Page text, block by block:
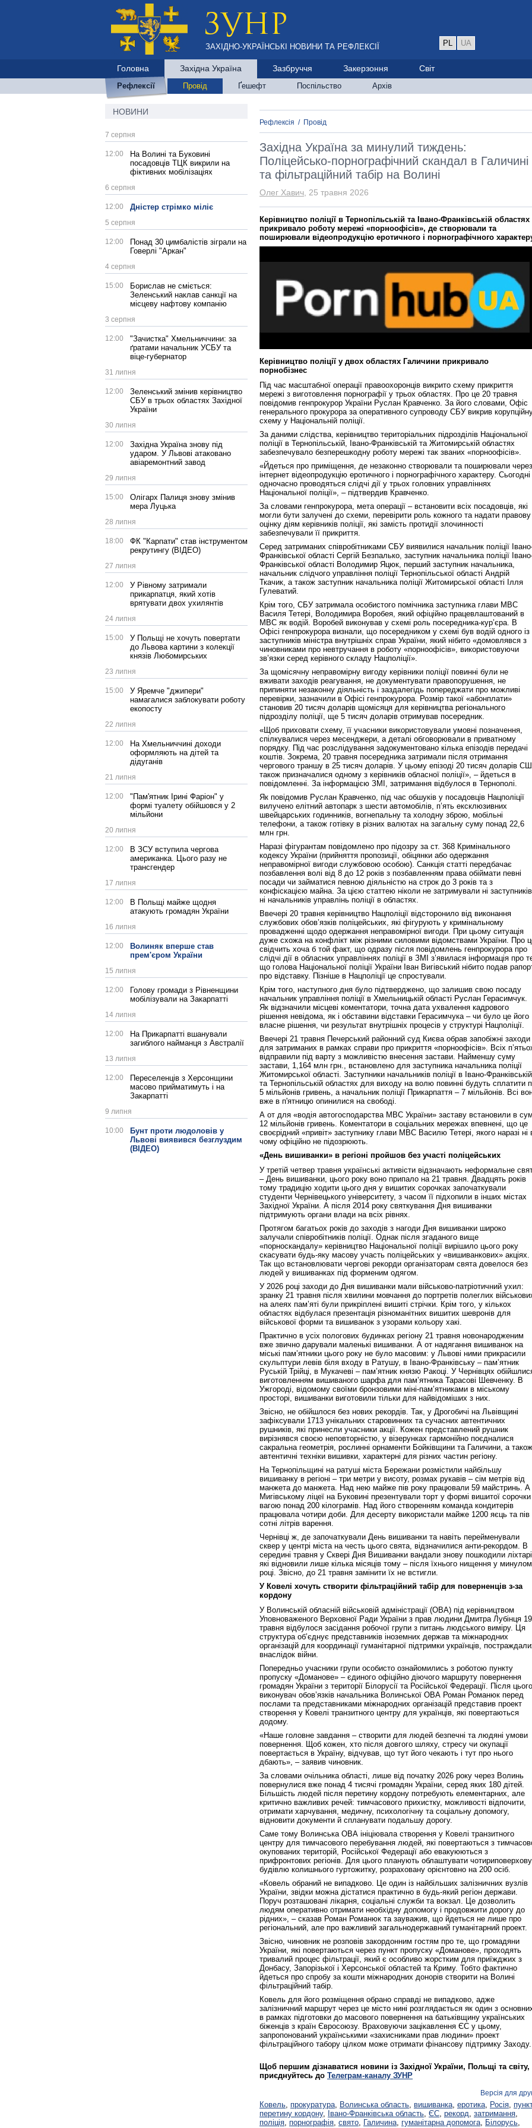
ЗАХІДНО-УКРАЇНСЬКІ НОВИНИ ТА РЕФЛЕКСІЇ PL UA
Головна Західна Україна Зазбруччя Закерзоння Світ
Рефлексії Провід Ґешефт Поспільство Архів
НОВИНИ
7 серпня
12:00
На Волині та Буковині
посадовців ТЦК викрили на
фіктивних мобілізаціях
6 серпня
12:00 Дністер стрімко міліє
5 серпня
12:00
Понад 30 цимбалістів зіграли на
Говерлі "Аркан"
4 серпня
15:00
Борислав не сміється:
Зеленський наклав санкції на
місцеву нафтову компанію
3 серпня
12:00
"Зачистка" Хмельниччини: за
ґратами начальник УСБУ та
віце-губернатор
31 липня
12:00
Зеленський змінив керівництво
СБУ в трьох областях Західної
України
30 липня
12:00
Західна Україна знову під
ударом. У Львові атаковано
авіаремонтний завод
29 липня
15:00
Олігарх Палиця знову змінив
мера Луцька
28 липня
18:00
ФК "Карпати" став інструментом
рекрутингу (ВІДЕО)
27 липня
12:00
У Рівному затримали
прикарпатця, який хотів
врятувати двох ухилянтів
24 липня
15:00
У Польщі не хочуть повертати
до Львова картини з колекції
князів Любомирських
23 липня
15:00
У Яремче "джипери"
намагалися заблокувати роботу
екопосту
22 липня
12:00
На Хмельниччині доходи
оформляють на дітей та
дідуганів
21 липня
12:00
"Пам'ятник Ірині Фаріон" у
формі туалету обійшовся у 2
мільйони
20 липня
12:00
В ЗСУ вступила чергова
американка. Цього разу не
трансгендер
17 липня
12:00
В Польщі майже щодня
атакують громадян України
16 липня
12:00
Волиняк вперше став
прем'єром України
15 липня
12:00
Голову громади з Рівненщини
мобілізували на Закарпатті
14 липня
12:00
На Прикарпатті вшанували
загиблого найманця з Австралії
13 липня
12:00
Переселенців з Херсонщини
масово прийматимуть і на
Закарпатті
9 липня
10:00
Бунт проти людоловів у
Львові виявився безглуздим
(ВІДЕО)
Рефлексія / Провід
Західна Україна за минулий тиждень:
Поліцейсько-порнографічний скандал в Галичині
та фільтраційний табір на Волині
Олег Хавич , 25 травня 2026
Керівництво поліції в Тернопільській та Івано-Франківській областях
прикривало роботу мережі «порноофісів», де створювали та
поширювали відеопродукцію еротичного і порнографічного
Керівництво поліції у двох областях Галичини прикривало
порнобізнес
Під час масштабної операції правоохоронців викрито схему прикриття
мережі з виготовлення порнографії у трьох областях. Про це 20 травня
повідомив генпрокурор України Руслан Кравченко. За його словами, Офіс
генерального прокурора за оперативного супроводу СБУ викрив
схему у Національній поліції.
За даними слідства, керівництво територіальних підрозділів Національної
поліції в Тернопільській, Івано-Франківській та Житомирській областях
забезпечувало безперешкодну роботу мережі так званих «порноофісів».
«Йдеться про приміщення, де незаконно створювали та поширювали через
інтернет відеопродукцію еротичного і порнографічного характеру. Сьогодні
одночасно проводяться слідчі дії у трьох головних управліннях
Національної поліції», – підтвердив Кравченко.
За словами генпрокурора, мета операції – встановити всіх посадовців, які
могли бути залучені до схеми, перевірити роль кожного та надати правову
оцінку діям керівників поліції, які замість протидії злочинності
забезпечували її прикриття.
Серед затриманих співробітниками СБУ виявилися начальник поліції
Франківської області Сергій Безпалько, заступник начальника поліції
Франківської області Володимир Яцюк, перший заступник начальника,
начальник слідчого управління поліції Тернопільської області Андрій
Ткачик, а також заступник начальника поліції Житомирської області Ілля
Гулеватий.
Крім того, СБУ затримала особистого помічника заступника глави МВС
Василя Тетері, Володимира Воробея, який офіційно працевлаштований в
МВС як водій. Воробей виконував у схемі роль посередника-кур’єра. В
Офісі генпрокурора визнали, що посередником у схемі був водій одного із
заступників міністра внутрішніх справ України, який нібито «домовлявся з
чиновниками про невтручання в роботу «порноофісів», використовуючи
зв’язки серед керівного складу Нацполіції».
За щомісячну неправомірну вигоду керівники поліції повинні були не
вживати заходів реагування, не документувати правопорушення, не
припиняти незаконну діяльність і заздалегідь попереджати про можливі
перевірки, зазначили в Офісі генпрокурора. Розмір такої «абонплати»
становив 20 тисяч доларів щомісяця для керівництва регіонального
підрозділу поліції, ще 5 тисяч доларів отримував посередник.
«Щоб приховати схему, її учасники використовували умовні позначення,
спілкувалися через месенджери, а деталі обговорювали в приватному
порядку. Під час розслідування задокументовано кілька епізодів передачі
коштів. Зокрема, 20 травня посередника затримали після отримання
чергового траншу в 25 тисяч доларів. У цьому епізоді 20 тисяч доларів
також призначалися одному з керівників обласної поліції», – йдеться в
повідомленні. За інформацією ЗМІ, затримання відбулося в Тернополі.
Як повідомив Руслан Кравченко, під час обшуків у посадовців Нацполіції
вилучено елітний автопарк з шести автомобілів, п’ять ексклюзивних
швейцарських годинників, вогнепальну та холодну зброю, мобільні
телефони, а також готівку в різних валютах на загальну суму понад 22,6
млн грн.
Наразі фігурантам повідомлено про підозру за ст. 368 Кримінального
кодексу України (прийняття пропозиції, обіцянки або одержання
неправомірної вигоди службовою особою). Санкція статті передбачає
позбавлення волі від 8 до 12 років з позбавленням права обіймати певні
посади чи займатися певною діяльністю на строк до 3 років та з
конфіскацією майна. За цією статтею ніколи не затримували ні
ні начальників управлінь поліції в областях.
Ввечері 20 травня керівництво Нацполіції відсторонило від виконання
службових обов’язків поліцейських, які фігурують у кримінальному
провадженні щодо одержання неправомірної вигоди. При цьому ситуація
дуже схожа на конфлікт між різними силовими відомствами України. Про
свідчить хоча б той факт, що одразу після повідомлень генпрокурора про
слідчі дії в обласних управліннях поліції в ЗМІ з’явилася інформація про
що голова Національної поліції України Іван Вигівський нібито подав
про відставку. Пізніше в Нацполіції це спростували.
Крім того, наступного дня було підтверджено, що залишив свою посаду
начальник управління поліції в Хмельницькій області Руслан Герасимчук.
Як відзначили місцеві коментатори, точна дата ухвалення кадрового
рішення невідома, як і обставини відставки Герасимчука – чи було це його
власне рішення, чи результат внутрішніх процесів у структурі Нацполіції.
Ввечері 21 травня Печерський районний суд Києва обрав запобіжні заходи
для затриманих в рамках справи про прикриття «порноофісів». Всіх
відправили під варту з можливістю внесення застави. Найменшу суму
застави, 1,164 млн грн., встановлено для заступника начальника поліції
Житомирської області. Заступники начальників поліції в Івано-Франківській
та Тернопільській областях для виходу на волю повинні будуть сплатити
5 мільйонів гривень, а начальник поліції Прикарпаття – 7 мільйонів. Всі
вже в п'ятницю опинилися на свободі.
А от для «водія автогосподарства МВС України» заставу встановили в
12 мільйонів гривень. Коментатори в соціальних мережах впевнені, що це
своєрідний «привіт» заступнику глави МВС Василю Тетері, якого наразі ні
чому офіційно не підозрюють.
«День вишиванки» в регіоні пройшов без участі поліцейських
У третій четвер травня українські активісти відзначають неформальне
– День вишиванки, цього року воно припало на 21 травня. Двадцять років
тому традицію ходити цього дня у вишитих сорочках започаткували
студенти Чернівецького університету, з часом її підхопили в інших містах
Західної України. А після 2014 року святкування Дня вишиванки
підтримують органи влади на всіх рівнях.
Протягом багатьох років до заходів з нагоди Дня вишиванки широко
залучали співробітників поліції. Однак після згаданого вище
«порноскандалу» керівництво Національної поліції вирішило цього року
скасувати будь-яку масову участь поліцейських у «вишиванкових» акціях.
Так що встановлювати чергові рекорди організаторам свята довелося без
людей у вишиванках під форменим одягом.
У 2026 році заходи до Дня вишиванки мали військово-патріотичний ухил:
зранку 21 травня після хвилини мовчання до портретів полеглих
на алеях пам’яті були прикріплені вишиті стрічки. Крім того, у кількох
областях відбулася презентація різноманітних вишитих шевронів для
військової форми та вишиванок з узорами кольору хакі.
Практично в усіх пологових будинках регіону 21 травня новонародженим
вже звично дарували маленькі вишиванки. А от надягання вишиванок на
міські пам’ятники цього року не було масовим: у Львові ними прикрасили
скульптури левів біля входу в Ратушу, в Івано-Франківську – пам’ятник
Руській Трійці, в Мукачеві – пам’ятник князю Ракоці. У Чернівцях
виготовленням вишиваного шарфа для пам’ятника Тарасові Шевченку. В
Ужгороді, відомому своїми бронзовими міні-пам’ятниками в міському
просторі, вишиванки виготовили тільки для найвідоміших з них.
Звісно, не обійшлося без нових рекордів. Так, у Дрогобичі на Львівщині
зафіксували 1713 унікальних старовинних та сучасних автентичних
рушників, які принесли учасники акції. Кожен представлений рушник
вирізнявся своєю неповторністю, у візерунках гармонійно поєдналися
сакральна геометрія, рослинні орнаменти Бойківщини та Галичини, а також
автентичні техніки вишивки, характерні для різних частин регіону.
На Тернопільщині на ратуші міста Бережани розмістили найбільшу
вишиванку в регіоні – три метри у висоту, розмах рукавів – сім метрів від
манжета до манжета. Над нею майже пів року працювали 59 майстринь. А
Мигівському ліцеї на Буковині презентували торт у формі вишитої сорочки
вагою понад 200 кілограмів. Над його створенням команда кондитерів
працювала чотири доби. Для десерту використали майже 1200 яєць та пів
сотні літрів варення.
Чернівці ж, де започаткували День вишиванки та навіть перейменували
сквер у центрі міста на честь цього свята, відзначилися анти-рекордом. В
середині травня у Сквері Дня Вишиванки вандали знову пошкодили
які відновили лише кілька місяців тому – після їхнього нищення у
році. Звісно, до 21 травня замінити їх не встигли.
У Ковелі хочуть створити фільтраційний табір для поверненців з-за
кордону
У Волинській обласній військовій адміністрації (ОВА) під керівництвом
Уповноваженого Верховної Ради України з прав людини Дмитра Лубінця 19
травня відбулося засідання робочої групи з питань людського виміру. Ця
структура об’єднує представників іноземних держав та міжнародних
організацій для координації гуманітарної підтримки українців,
внаслідок війни.
Попередньо учасники групи особисто ознайомились з роботою пункту
пропуску «Доманове» – єдиного офіційно діючого маршруту повернення
громадян України з території Білорусії та Російської Федерації. Після цього
виконувач обов’язків начальника Волинської ОВА Роман Романюк перед
послами та представниками міжнародних організацій представив проект
створення у Ковелі транзитного центру для українців, які повертаються
додому.
«Наше головне завдання – створити для людей безпечні та людяні умови
повернення. Щоб кожен, хто після довгого шляху, стресу чи окупації
повертається в Україну, відчував, що тут його чекають і тут про нього
дбають», – заявив чиновник.
За словами очільника області, лише від початку 2026 року через Волинь
повернулися вже понад 4 тисячі громадян України, серед яких 180 дітей.
Більшість людей після перетину кордону потребують елементарних, але
критично важливих речей: тимчасового прихистку, можливості відпочити,
отримати харчування, медичну, психологічну та соціальну допомогу,
відновити документи й спланувати подальшу дорогу.
Саме тому Волинська ОВА ініціювала створення у Ковелі транзитного
центру для тимчасового перебування людей, які повертаються з
окупованих територій, Російської Федерації або евакуюються з
прифронтових регіонів. Для цього планують облаштувати чотириповерхову
будівлю колишнього гуртожитку, розраховану орієнтовно на 200 осіб.
«Ковель обраний не випадково. Це один із найбільших залізничних вузлів
України, звідки можна дістатися практично в будь-який регіон держави.
Поруч розташовані лікарня, соціальні служби та вокзал. Це дозволить
людям оперативно отримати необхідну допомогу і продовжити дорогу до
рідних», – сказав Роман Романюк та зауважив, що йдеться не лише про
регіональний, але про важливий загальнодержавний гуманітарний проект.
Звісно, чиновник не розповів закордонним гостям про те, що громадяни
України, які повертаються через пункт пропуску «Доманове», проходять
тривалий процес фільтрації, який є особливо жорстким для приїжджих з
Донбасу, Запорізької і Херсонської областей та Криму. Тобто фактично
йдеться про спробу за кошти міжнародних донорів створити на Волині
фільтраційний табір.
Ковель для його розміщення обрано справді не випадково, адже
залізничний маршрут через це місто нині розглядається як один з
в рамках підготовки до масового повернення на батьківщину українських
біженців з країн Євросоюзу. Враховуючи зацікавлення ЄС у цьому,
запропонований українськими «захисниками прав людини» проект
фільтраційного табору цілком може отримати фінансову підтримку Заходу.
Щоб першим дізнаватися новини із Західної України, Польщі та світу,
приєднуйтесь до Телеграм-каналу ЗУНР
Версія для
Ковель, прокуратура, Волинська область, вишиванка, еротика, Росія,
перетину кордону, Івано-Франківська область, ЄС, рекорд, затримання,
поліція, порнографія, свято, Галичина, гуманітарна допомога, Білорусь,
Реконструкція подій 1 листопада
1918 року у Львові
Спільний інформпростір Західної
України